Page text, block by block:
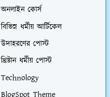
অনলাইন কোর্স
বিভিন্ন ধর্মীয় আর্টিকেল
উদাহরণের পোস্ট
খ্রিষ্টান ধর্মীয় পোস্ট
Technology